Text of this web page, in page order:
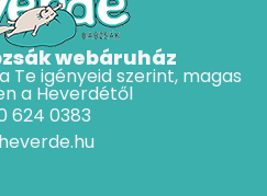
webáruház
Te igényeid szerint, magas
a Heverdétől
624 0383